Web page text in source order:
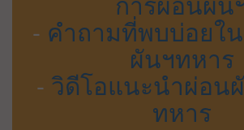
- คำถามที่พบบ่อยใ
ผันฯทหาร
- วิดีโอแนะนำผ่อน
ทหาร